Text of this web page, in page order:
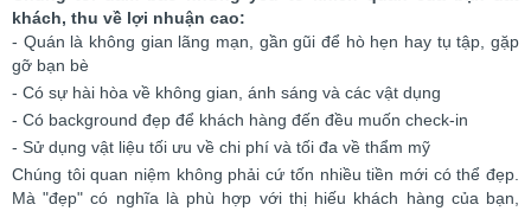
khách, thu về lợi nhuận cao:
- Quán là không gian lãng mạn, gần gũi để hò hẹn hay tụ tập, gặp
gỡ bạn bè
- Có sự hài hòa về không gian, ánh sáng và các vật dụng
- Có background đẹp để khách hàng đến đều muốn check-in
- Sử dụng vật liệu tối ưu về chi phí và tối đa về thẩm mỹ
Chúng tôi quan niệm không phải cứ tốn nhiều tiền mới có thể đẹp.
Mà "đẹp" có nghĩa là phù hợp với thị hiếu khách hàng của bạn,